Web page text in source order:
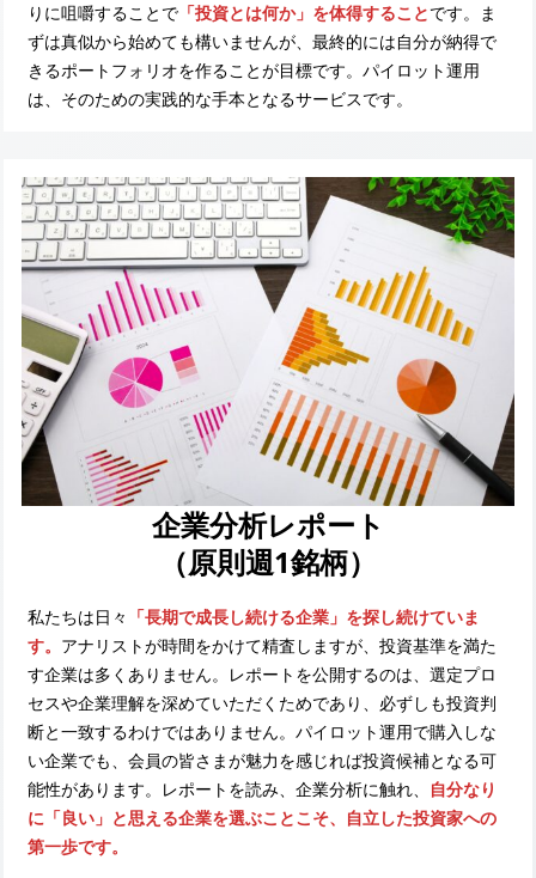
りに咀嚼することで 「投資とは何か」を体得することです。ま
ずは真似から始めても構いませんが、最終的には自分が納得で
きるポートフォリオを作ることが目標です。パイロット運用
は、そのための実践的な手本となるサービスです。
企業分析レポート
（原則週1銘柄）
私たちは日々 「長期で成長し続ける企業」を探し続けていま
す。 アナリストが時間をかけて精査しますが、投資基準を満た
す企業は多くありません。レポートを公開するのは、選定プロ
セスや企業理解を深めていただくためであり、必ずしも投資判
断と一致するわけではありません。パイロット運用で購入しな
い企業でも、会員の皆さまが魅力を感じれば投資候補となる可
能性があります。レポートを読み、企業分析に触れ、 自分なり
に「良い」と思える企業を選ぶことこそ、自立した投資家への
第一歩です。